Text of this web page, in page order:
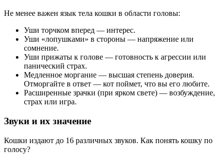
Не менее важен язык тела кошки в области головы:
Уши торчком вперед — интерес.
Уши «лопушками» в стороны — напряжение или
сомнение.
Уши прижаты к голове — готовность к агрессии или
панический страх.
Медленное моргание — высшая степень доверия.
Отморгайте в ответ — кот поймет, что вы его любите.
Расширенные зрачки (при ярком свете) — возбуждение,
страх или игра.
Звуки и их значение
Кошки издают до 16 различных звуков. Как понять кошку по
голосу?